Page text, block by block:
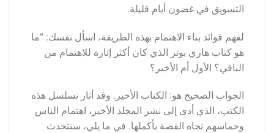
التسويق في غضون أيام قليلة.
لفهم فوائد بناء الاهتمام بهذه الطريقة، اسأل نفسك: “ما
هو كتاب هاري بوتر الذي كان أكثر إثارة للاهتمام من
الباقي؟ الأول أم الأخير؟
الجواب الصحيح هو: الكتاب الأخير. وقد أثار تسلسل هذه
الكتب، الذي أدى إلى نشر المجلد الأخير، اهتمام الناس
وحماسهم تجاه القصة بأكملها. في ما يلي، سنتحدث